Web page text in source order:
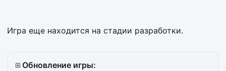
Игра еще находится на стадии разработки.
Обновление игры: